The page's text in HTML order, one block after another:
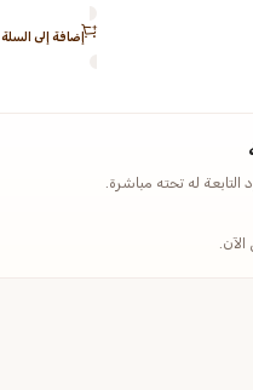
إضافة إلى السلة
له تحته مباشرة.